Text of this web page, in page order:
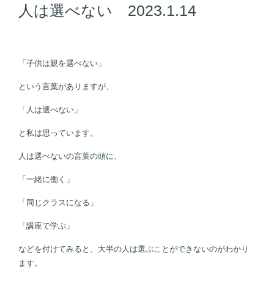
人は選べない 2023.1.14
「子供は親を選べない」
という言葉がありますが、
「人は選べない」
と私は思っています。
人は選べないの言葉の頭に、
「一緒に働く」
「同じクラスになる」
「講座で学ぶ」
などを付けてみると、大半の人は選ぶことができないのがわかり
ます。